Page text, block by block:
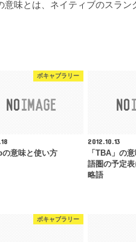
意味とは、ネイティブのスラン
ボキャブラリー
意味と使い方
2012.10.13
「TBA」の
語圏の予定
略語
ボキャブラリー